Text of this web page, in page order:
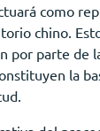
como
chino.
por parte de
la